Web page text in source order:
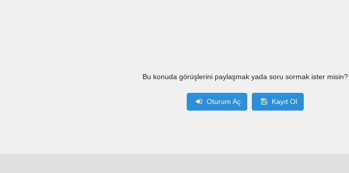
Bu konuda görüşlerini paylaşmak yada soru sormak ister misin?
Oturum Aç Kayıt Ol